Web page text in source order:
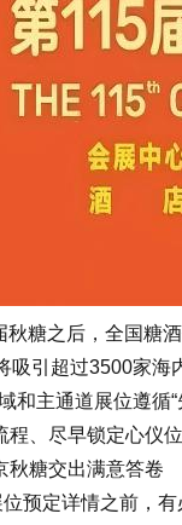
糖之后，全国糖
吸引超过3500家
和主通道展位遵循
、尽早锁定心仪
秋糖交出满意答卷
预定详情之前，